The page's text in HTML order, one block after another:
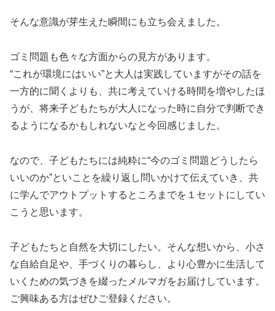
そんな意識が芽生えた瞬間にも立ち会えました。
ゴミ問題も色々な方面からの見方があります。
“これが環境にはいい”と大人は実践していますがその話を
一方的に聞くよりも、共に考えていける時間を増やしたほ
うが、将来子どもたちが大人になった時に自分で判断でき
るようになるかもしれないなと今回感じました。
なので、子どもたちには純粋に“今のゴミ問題どうしたら
いいのか”といことを繰り返し問いかけて伝えていき、共
に学んでアウトプットするところまでを１セットにしてい
こうと思います。
子どもたちと自然を大切にしたい。そんな想いから、小さ
な自給自足や、手づくりの暮らし、より心豊かに生活して
いくための気づきを綴ったメルマガをお届けしています。
ご興味ある方はぜひご登録ください。